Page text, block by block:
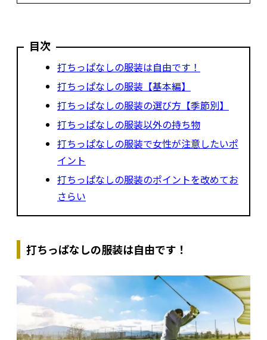
目次
打ちっぱなしの服装は自由です！
打ちっぱなしの服装【基本編】
打ちっぱなしの服装の選び方【季節別】
打ちっぱなしの服装以外の持ち物
打ちっぱなしの服装で女性が注意したいポ
イント
打ちっぱなしの服装のポイントを改めてお
さらい
打ちっぱなしの服装は自由です！